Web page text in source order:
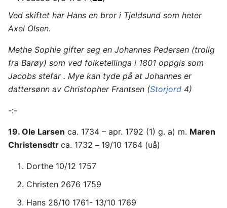
Ved skiftet har Hans en bror i Tjeldsund som heter
Axel Olsen.
Methe Sophie gifter seg en Johannes Pedersen (trolig
fra Barøy) som ved folketellinga i 1801 oppgis som
Jacobs stefar . Mye kan tyde på at Johannes er
dattersønn av Christopher Frantsen (Storjord 4)
-:-
19. Ole Larsen ca. 1734 – apr. 1792 (1) g. a) m. Maren
Christensdtr ca. 1732 – 19/10 1764 (uå)
Dorthe 10/12 1757
Christen 2676 1759
Hans 28/10 1761- 13/10 1769